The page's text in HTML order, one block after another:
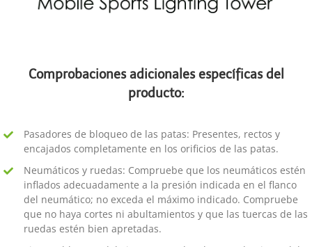
Comprobaciones adicionales específicas del
producto:
Pasadores de bloqueo de las patas: Presentes, rectos y
encajados completamente en los orificios de las patas.
Neumáticos y ruedas: Compruebe que los neumáticos estén
inflados adecuadamente a la presión indicada en el flanco
del neumático; no exceda el máximo indicado. Compruebe
que no haya cortes ni abultamientos y que las tuercas de las
ruedas estén bien apretadas.